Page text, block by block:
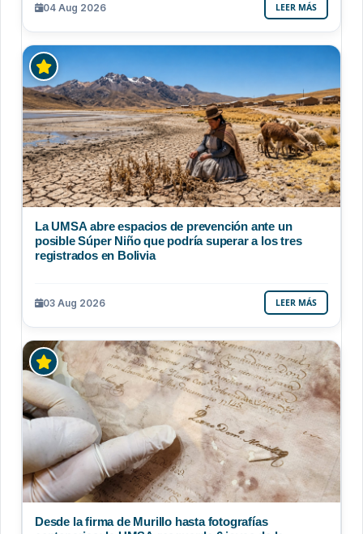
04 Aug 2026 LEER MÁS
La UMSA abre espacios de prevención ante un
posible Súper Niño que podría superar a los tres
registrados en Bolivia
03 Aug 2026 LEER MÁS
Desde la firma de Murillo hasta fotografías